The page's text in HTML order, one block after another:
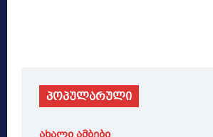
პოპულარული
ახალი ამბები